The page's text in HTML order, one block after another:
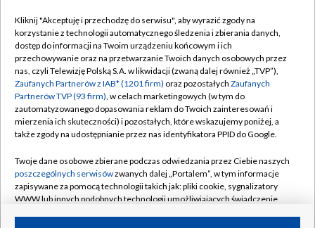
TVP
Abonament TVP
Emisja w TVP
Centrum informacji TVP
Naziemna Telewizja Cyfrowa
Rada Programowa
System NOS
Informacje o nadawcy
Regulamin TVP
Polityka prywatności
Moje zgody
Pomoc
Kontakt
Kanały
Kliknij "Akceptuję i przechodzę do serwisu", aby wyrazić zgody na
korzystanie z technologii automatycznego śledzenia i zbierania danych,
dostęp do informacji na Twoim urządzeniu końcowym i ich
przechowywanie oraz na przetwarzanie Twoich danych osobowych przez
nas, czyli Telewizję Polską S.A. w likwidacji (zwaną dalej również „TVP”),
Zaufanych Partnerów z IAB* (1201 firm) oraz pozostałych Zaufanych
Partnerów TVP (93 firm), w celach marketingowych (w tym do
zautomatyzowanego dopasowania reklam do Twoich zainteresowań i
mierzenia ich skuteczności) i pozostałych, które wskazujemy poniżej, a
także zgody na udostępnianie przez nas identyfikatora PPID do Google.
Twoje dane osobowe zbierane podczas odwiedzania przez Ciebie naszych
poszczególnych serwisówzwanych dalej „Portalem”, w tym informacje
zapisywane za pomocą technologii takich jak: pliki cookie, sygnalizatory
WWW lub innych podobnych technologii umożliwiających świadczenie